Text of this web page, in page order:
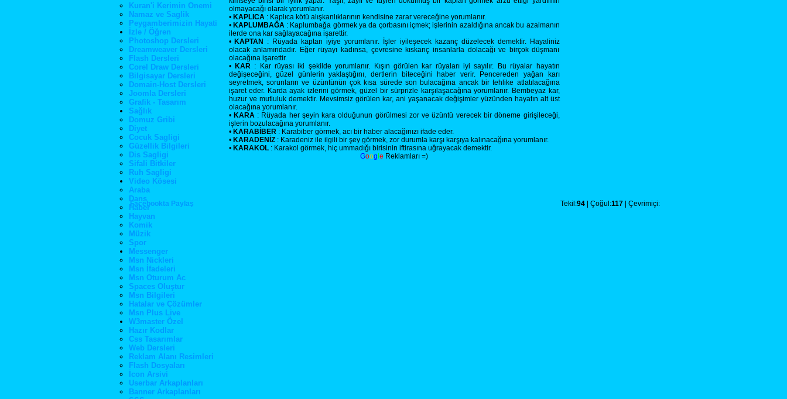
Kuran'i Kerimin Onemi
Namaz ve Saglik
Peygamberimizin Hayati
İzle / Öğren
Photoshop Dersleri
Dreamweaver Dersleri
Flash Dersleri
Corel Draw Dersleri
Bilgisayar Dersleri
Domain-Host Dersleri
Joomla Dersleri
Grafik - Tasarım
Sağlık
Domuz Gribi
Diyet
Cocuk Sagligi
Güzellik Bilgileri
Dis Sagligi
Sifali Bitkiler
Ruh Sagligi
Video Kösesi
Araba
Dans
Haber
Hayvan
Komik
Müzik
Spor
Messenger
Msn Nickleri
Msn İfadeleri
Msn Oturum Ac
Spaces Oluştur
Msn Bilgileri
Hatalar ve Çözümler
Msn Plus Live
W3master Özel
Hazır Kodlar
Css Tasarımlar
Web Dersleri
Reklam Alanı Resimleri
Flash Dosyaları
İcon Arsivi
Userbar Arkaplanları
Banner Arkaplanları
olmayacağı olarak yorumlanır.
• KAPLICA: Kaplıca kötü alışkanlıklarının kendisine zarar vereceğine yorumlanır.
• KAPLUMBAĞA: Kaplumbağa görmek ya da çorbasını içmek; işlerinin azaldığına ancak bu azalmanın
ilerde ona kar sağlayacağına işarettir.
• KAPTAN
: Rüyada kaptan iyiye yorumlanır. İşler iyileşecek kazanç düzelecek demektir. Hayaliniz
olacak anlamındadır. Eğer rüyayı kadınsa, çevresine kıskanç insanlarla dolacağı ve birçok düşmanı
olacağına işarettir.
• KAR: Kar rüyası iki şekilde yorumlanır. Kışın görülen kar rüyaları iyi sayılır. Bu rüyalar hayatın
değişeceğini, güzel günlerin yaklaştığını, dertlerin biteceğini haber verir. Pencereden yağan karı
seyretmek, sorunların ve üzüntünün çok kısa sürede son bulacağına ancak bir tehlike atlatılacağına
işaret eder. Karda ayak izlerini görmek, güzel bir sürprizle karşılaşacağına yorumlanır. Bembeyaz kar,
huzur ve mutluluk demektir. Mevsimsiz görülen kar, ani yaşanacak değişimler yüzünden hayatın alt üst
olacağına yorumlanır.
• KARA: Rüyada her şeyin kara olduğunun görülmesi zor ve üzüntü verecek bir döneme girişileceği,
işlerin bozulacağına yorumlanır.
• KARABİBER: Karabiber görmek, acı bir haber alacağınızı ifade eder.
• KARADENİZ: Karadeniz ile ilgili bir şey görmek, zor durumla karşı karşıya kalınacağına yorumlanır.
• KARAKOL: Karakol görmek, hiç ummadığı birisinin iftirasına uğrayacak demektir.
Goog e Reklamları =)
Tekil:94 | Çoğul:117 | Çevrimiçi:
Facebookta Paylaş